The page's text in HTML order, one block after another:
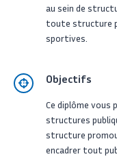
au sein de
toute structure
sportives.
Objectifs
Ce diplôme vous
structures
structure
encadrer tout